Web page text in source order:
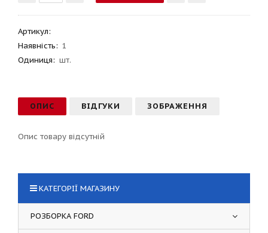
Артикул:
Наявність: 1
Одиниця: шт.
ОПИС ВІДГУКИ ЗОБРАЖЕННЯ
Опис товару відсутній
КАТЕГОРІЇ МАГАЗИНУ
РОЗБОРКА FORD